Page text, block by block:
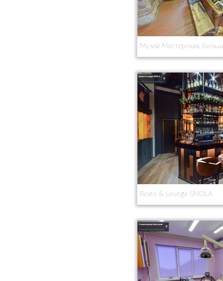
Музей Мастерская,
Resto & Lounge SMOLA